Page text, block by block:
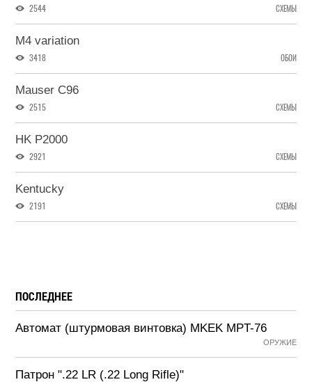
2544 СХЕМЫ
M4 variation
3418 ОБОИ
Mauser C96
2515 СХЕМЫ
HK P2000
2921 СХЕМЫ
Kentucky
2191 СХЕМЫ
ПОСЛЕДНЕЕ
Автомат (штурмовая винтовка) MKEK MPT-76
ОРУЖИЕ
Патрон ".22 LR (.22 Long Rifle)"